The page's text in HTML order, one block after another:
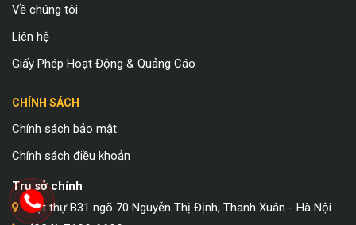
Về chúng tôi
Liên hệ
Giấy Phép Hoạt Động & Quảng Cáo
CHÍNH SÁCH
Chính sách bảo mật
Chính sách điều khoản
Trụ sở chính
Biệt thự B31 ngõ 70 Nguyễn Thị Định, Thanh Xuân - Hà Nội